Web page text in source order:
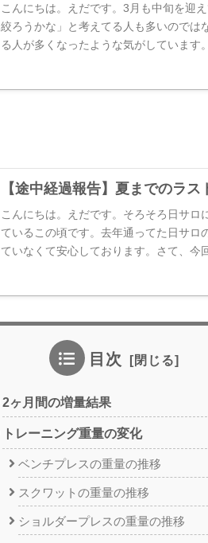
こんにちは。えだです。3月も中旬を迎
絞ろうかな」と考えてる人も多いのでは
る人が多くなったような気がしています
【途中経過報告】夏までのラス
こんにちは。えだです。そろそろ日サロ
ているこの頃です。去年通ってた日サロ
ていなくて安心しております。さて、今
目次
2ヶ月間の増量結果
トレーニング重量の変化
ベンチプレスの重量の推移
スクワットの重量の推移
ショルダープレスの重量の推移